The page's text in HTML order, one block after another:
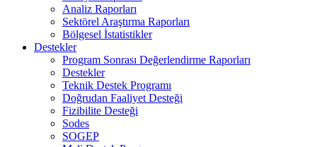
Analiz Raporları
Sektörel Araştırma Raporları
Bölgesel İstatistikler
Destekler
Program Sonrası Değerlendirme Raporları
Destekler
Teknik Destek Programı
Doğrudan Faaliyet Desteği
Fizibilite Desteği
Sodes
SOGEP